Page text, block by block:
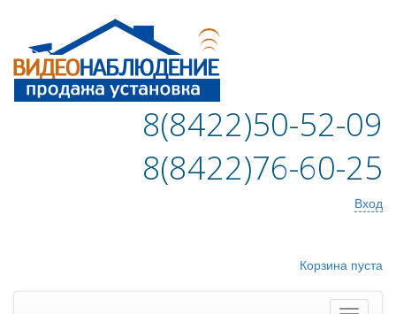
8(8422)50-52-09
8(8422)76-60-25
Вход
Корзина пуста